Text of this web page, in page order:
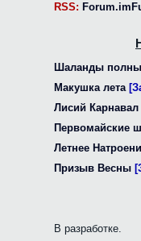
RSS:
Шаланды
Макушка лета
Лисий Карнавал
Первомайские
Летнее
Призыв Весны
В разработке.